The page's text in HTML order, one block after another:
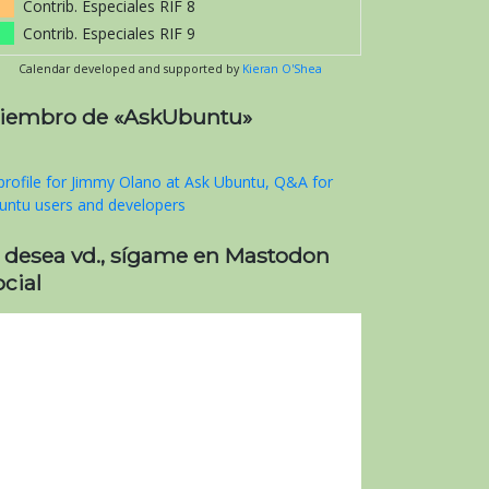
Contrib. Especiales RIF 8
Contrib. Especiales RIF 9
Calendar developed and supported by Kieran O'Shea
de «AskUbuntu»
desea vd., sígame en Mastodon